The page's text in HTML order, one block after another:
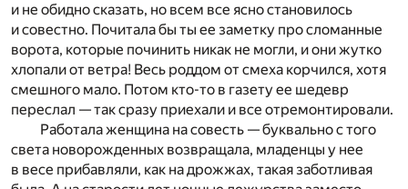
и не обидно сказать, но всем все ясно становилось
и совестно. Почитала бы ты ее заметку про сломанные
ворота, которые починить никак не могли, и они жутко
хлопали от ветра! Весь роддом от смеха корчился, хотя
смешного мало. Потом кто-то в газету ее шедевр
переслал — так сразу приехали и все отремонтировали.
Работала женщина на совесть — буквально с того
света новорожденных возвращала, младенцы у нее
в весе прибавляли, как на дрожжах, такая заботливая